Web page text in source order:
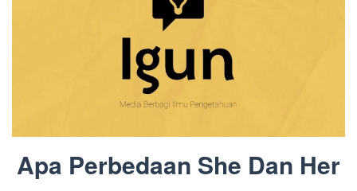
Apa Perbedaan She Dan Her